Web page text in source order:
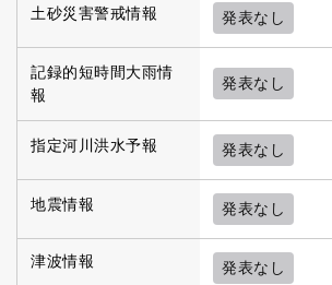
土砂災害警戒情報 発表なし
記録的短時間大雨情
報
発表なし
指定河川洪水予報 発表なし
地震情報 発表なし
津波情報 発表なし